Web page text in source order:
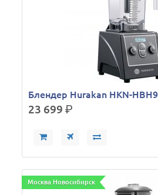
Блендер Hurakan HKN-
23 699р.
Москва Новосибирск